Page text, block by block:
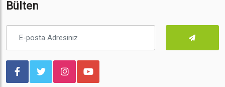
Bülten